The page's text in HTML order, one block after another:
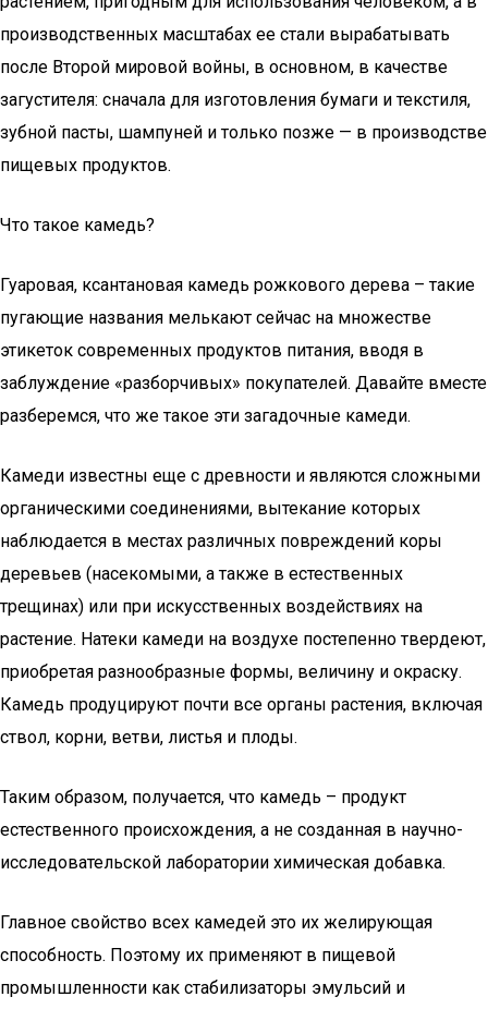
производственных масштабах ее стали вырабатывать
после Второй мировой войны, в основном, в качестве
загустителя: сначала для изготовления бумаги и текстиля,
зубной пасты, шампуней и только позже — в производстве
пищевых продуктов.
Что такое камедь?
Гуаровая, ксантановая камедь рожкового дерева – такие
пугающие названия мелькают сейчас на множестве
этикеток современных продуктов питания, вводя в
заблуждение «разборчивых» покупателей. Давайте вместе
разберемся, что же такое эти загадочные камеди.
Камеди известны еще с древности и являются сложными
органическими соединениями, вытекание которых
наблюдается в местах различных повреждений коры
деревьев (насекомыми, а также в естественных
трещинах) или при искусственных воздействиях на
растение. Натеки камеди на воздухе постепенно твердеют,
приобретая разнообразные формы, величину и окраску.
Камедь продуцируют почти все органы растения, включая
ствол, корни, ветви, листья и плоды.
Таким образом, получается, что камедь – продукт
естественного происхождения, а не созданная в научно-
исследовательской лаборатории химическая добавка.
Главное свойство всех камедей это их желирующая
способность. Поэтому их применяют в пищевой
промышленности как стабилизаторы эмульсий и